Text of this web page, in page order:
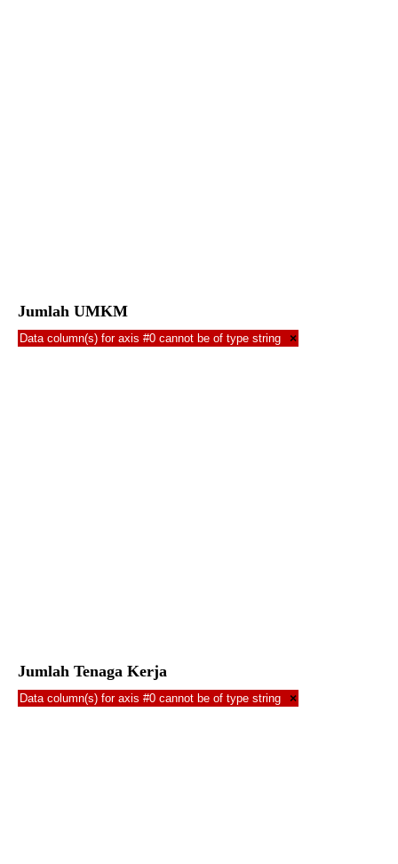
Jumlah UMKM
Data column(s) for axis #0 cannot be of type string ×
Jumlah Tenaga Kerja
Data column(s) for axis #0 cannot be of type string ×